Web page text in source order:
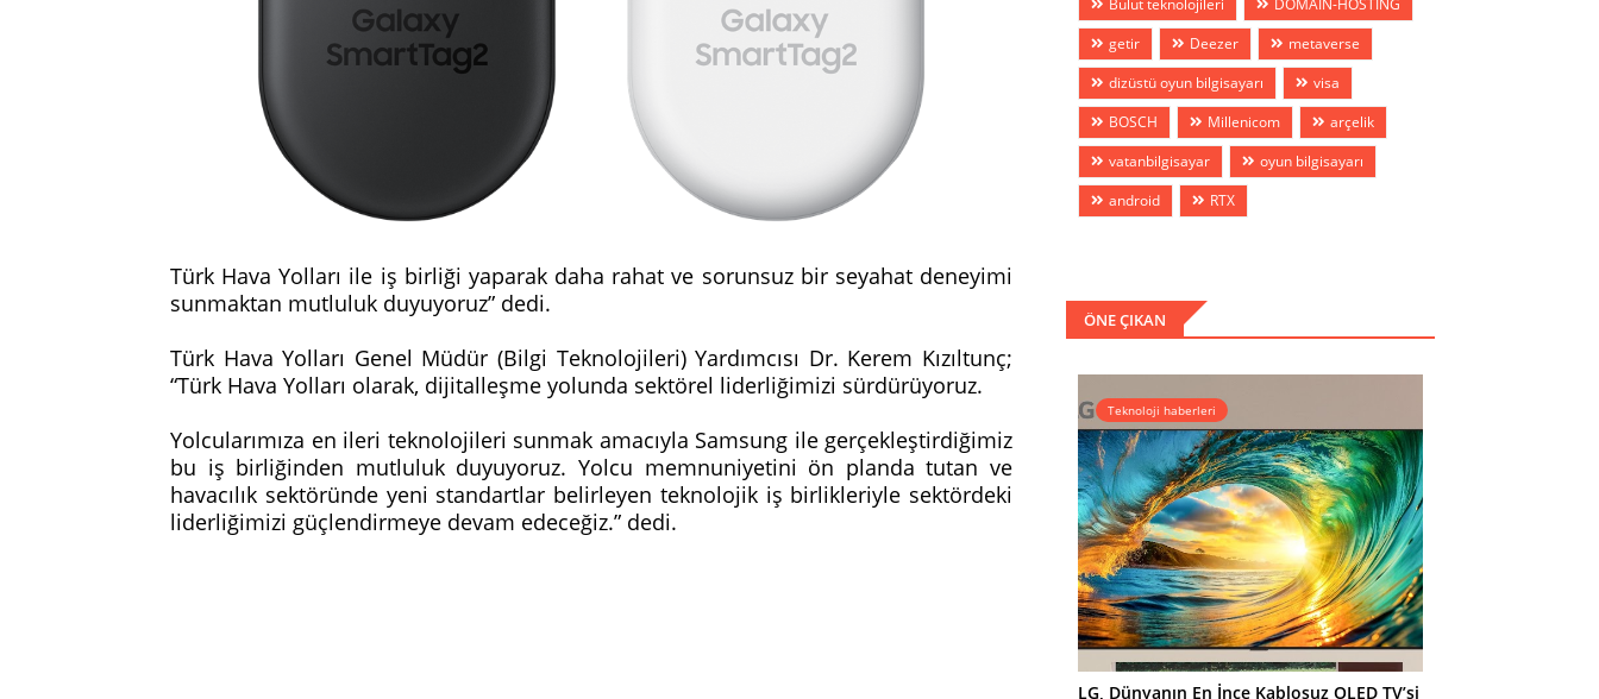
Türk Hava Yolları ile iş birliği yaparak daha rahat ve sorunsuz bir seyahat deneyimi
sunmaktan mutluluk duyuyoruz” dedi.
Türk Hava Yolları Genel Müdür (Bilgi Teknolojileri) Yardımcısı Dr. Kerem Kızıltunç;
“Türk Hava Yolları olarak, dijitalleşme yolunda sektörel liderliğimizi sürdürüyoruz.
Yolcularımıza en ileri teknolojileri sunmak amacıyla Samsung ile gerçekleştirdiğimiz
bu iş birliğinden mutluluk duyuyoruz. Yolcu memnuniyetini ön planda tutan ve
havacılık sektöründe yeni standartlar belirleyen teknolojik iş birlikleriyle sektördeki
liderliğimizi güçlendirmeye devam edeceğiz.” dedi.
Bulut teknolojileri
DOMAİN-HOSTİNG
getir
Deezer
metaverse
dizüstü oyun bilgisayarı
visa
BOSCH
Millenicom
arçelik
vatanbilgisayar
oyun bilgisayarı
android
RTX
ÖNE ÇIKAN
Teknoloji haberleri
LG, Dünyanın En İnce Kablosuz OLED TV’si